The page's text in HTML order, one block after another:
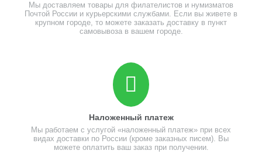
Мы доставляем товары для филателистов и нумизматов
Почтой России и курьерскими службами. Если вы живете в
крупном городе, то можете заказать доставку в пункт
самовывоза в вашем городе.
Наложенный платеж
Мы работаем с услугой «наложенный платеж» при всех
видах доставки по России (кроме заказных писем). Вы
можете оплатить ваш заказ при получении.